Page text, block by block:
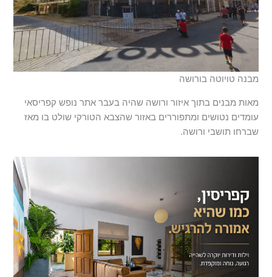
מבנה טויוטה בורושה
מאות מבנים בתוך איזור ורושה שהיה בעבר אתר נופש קפריסאי
עומדים נטושים ומתפוררים באזור שהצבא הטורקי שולט בו מאז
שברחו תושבי ורושה.